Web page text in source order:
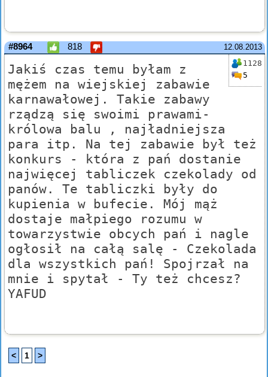
12.08.2013
#8964 818
1128
5
Jakiś czas temu byłam z
mężem na wiejskiej zabawie
karnawałowej. Takie zabawy
rządzą się swoimi prawami-
królowa balu , najładniejsza
para itp. Na tej zabawie był też
konkurs - która z pań dostanie
najwięcej tabliczek czekolady od
panów. Te tabliczki były do
kupienia w bufecie. Mój mąż
dostaje małpiego rozumu w
towarzystwie obcych pań i nagle
ogłosił na całą salę - Czekolada
dla wszystkich pań! Spojrzał na
mnie i spytał - Ty też chcesz?
YAFUD
< 1 >